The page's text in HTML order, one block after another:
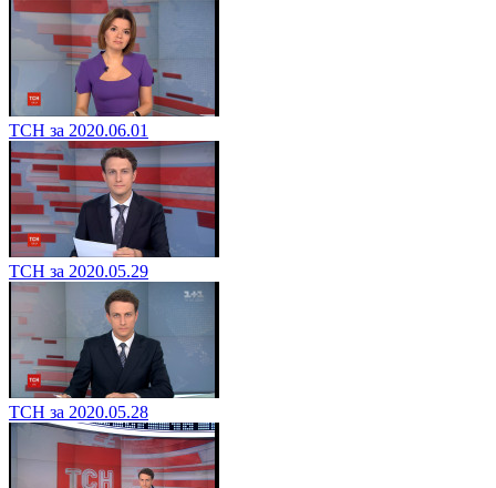
ТСН за 2020.06.01
ТСН за 2020.05.29
ТСН за 2020.05.28